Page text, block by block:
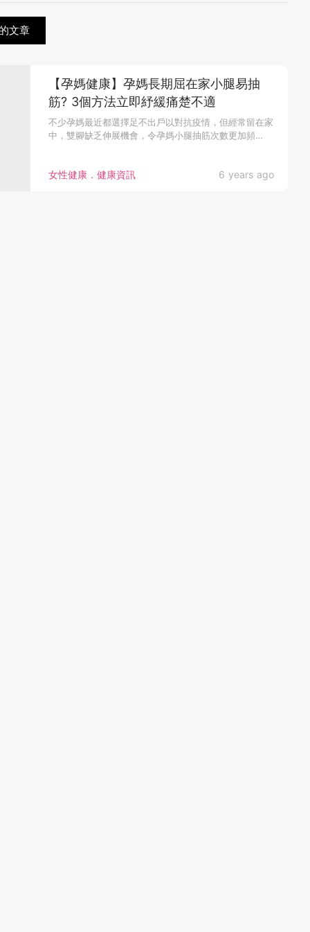
文章
女性健康．健康資訊 6 years ago
【孕媽健康】孕媽長期屈在家小腿易抽
筋? 3個方法立即紓緩痛楚不適
不少孕媽最近都選擇足不出戶以對抗疫情，但經常留在家
中，雙腳缺乏伸展機會，令孕媽小腿抽筋次數更加頻